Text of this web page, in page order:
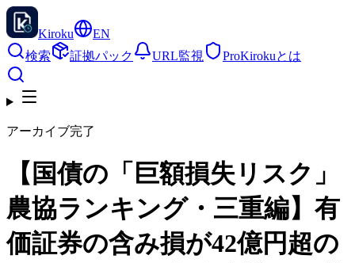
Kiroku
EN
検索
証拠パック URL監視 ProKirokuとは
アーカイブ完了
【国債の「巨額損失リスク」
農協ランキング・三重編】有
価証券の含み損が42億円超の